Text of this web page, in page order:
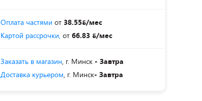
Оплата частями от 38.55 /мес
Картой рассрочки, от 66.83 /мес
Заказать в магазин, г. Минск - Завтра
Доставка курьером, г. Минск- Завтра